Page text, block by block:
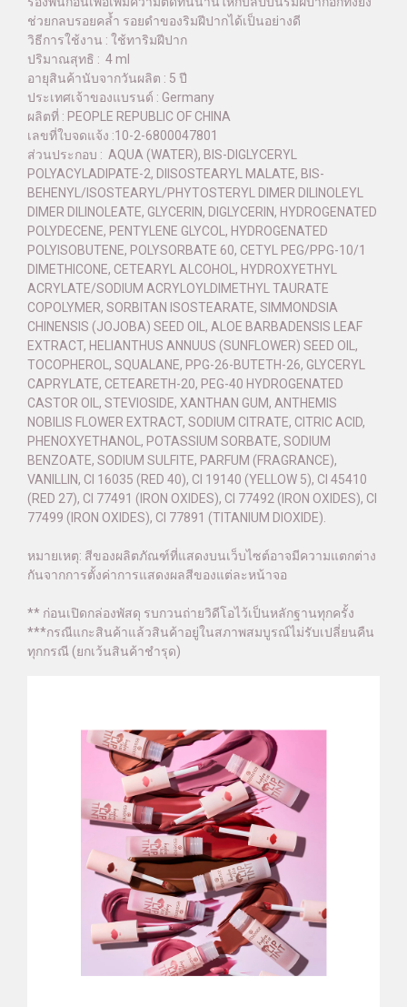
ช่วยกลบรอยคล้ำ รอยดำของริมฝีปากได้เป็นอย่างดี
วิธีการใช้งาน : ใช้ทาริมฝีปาก
ปริมาณสุทธิ : 4 ml
อายุสินค้านับจากวันผลิต : 5 ปี
ประเทศเจ้าของแบรนด์ : Germany
ผลิตที่ : PEOPLE REPUBLIC OF CHINA
เลขที่ใบจดแจ้ง :10-2-6800047801
ส่วนประกอบ : AQUA (WATER), BIS-DIGLYCERYL
POLYACYLADIPATE-2, DIISOSTEARYL MALATE, BIS-
BEHENYL/ISOSTEARYL/PHYTOSTERYL DIMER DILINOLEYL
DIMER DILINOLEATE, GLYCERIN, DIGLYCERIN, HYDROGENATED
POLYDECENE, PENTYLENE GLYCOL, HYDROGENATED
POLYISOBUTENE, POLYSORBATE 60, CETYL PEG/PPG-10/1
DIMETHICONE, CETEARYL ALCOHOL, HYDROXYETHYL
ACRYLATE/SODIUM ACRYLOYLDIMETHYL TAURATE
COPOLYMER, SORBITAN ISOSTEARATE, SIMMONDSIA
CHINENSIS (JOJOBA) SEED OIL, ALOE BARBADENSIS LEAF
EXTRACT, HELIANTHUS ANNUUS (SUNFLOWER) SEED OIL,
TOCOPHEROL, SQUALANE, PPG-26-BUTETH-26, GLYCERYL
CAPRYLATE, CETEARETH-20, PEG-40 HYDROGENATED
CASTOR OIL, STEVIOSIDE, XANTHAN GUM, ANTHEMIS
NOBILIS FLOWER EXTRACT, SODIUM CITRATE, CITRIC ACID,
PHENOXYETHANOL, POTASSIUM SORBATE, SODIUM
BENZOATE, SODIUM SULFITE, PARFUM (FRAGRANCE),
VANILLIN, CI 16035 (RED 40), CI 19140 (YELLOW 5), CI 45410
(RED 27), CI 77491 (IRON OXIDES), CI 77492 (IRON OXIDES), CI
77499 (IRON OXIDES), CI 77891 (TITANIUM DIOXIDE).
หมายเหตุ: สีของผลิตภัณฑ์ที่แสดงบนเว็บไซต์อาจมีความแตกต่าง
กันจากการตั้งค่าการแสดงผลสีของแต่ละหน้าจอ
** ก่อนเปิดกล่องพัสดุ รบกวนถ่ายวิดีโอไว้เป็นหลักฐานทุกครั้ง
***กรณีแกะสินค้าแล้วสินค้าอยู่ในสภาพสมบูรณ์ไม่รับเปลี่ยนคืน
ทุกกรณี (ยกเว้นสินค้าชำรุด)